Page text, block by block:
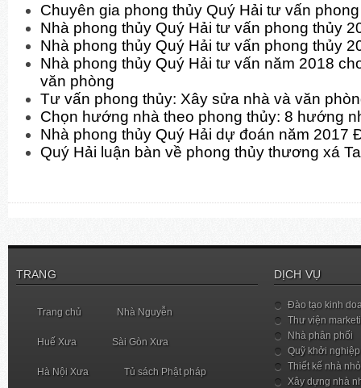
Chuyên gia phong thủy Quý Hải tư vấn
Nhà phong thủy Quý Hải tư vấn phong thủy
Nhà phong thủy Quý Hải tư vấn phong thủy
Nhà phong thủy Quý Hải tư vấn năm 2018
văn phòng
Tư vấn phong thủy: Xây sửa nhà và văn
Chọn hướng nhà theo phong thủy: 8 hướng
Nhà phong thủy Quý Hải dự đoán năm 2017
Quý Hải luận bàn về phong thủy thương xá
TRANG
Trang chủ Nhà Nguyễn
Huế Xưa Sài Gòn Xưa
Hà Nội Xưa Tủ sách Phật pháp
DỊCH VỤ
Đào tạo kinh
Thư viện
Nhà phân phối
Quỹ khởi nghiệp
Thiết kế nhà nhỏ
Xây dựng nhà